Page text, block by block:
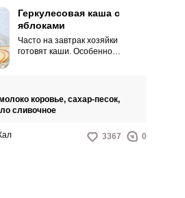
Геркулесовая каша с
яблоками
Часто на завтрак хозяйки
готовят каши. Особенно
коровье, сахар-песок,
сливочное
3367 0